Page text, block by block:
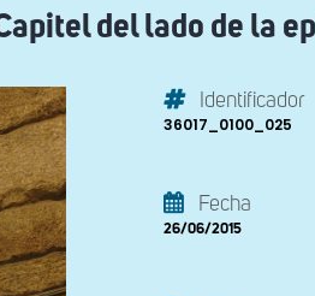
del lado de la
Identificador
36017_0100_025
Fecha
26/06/2015